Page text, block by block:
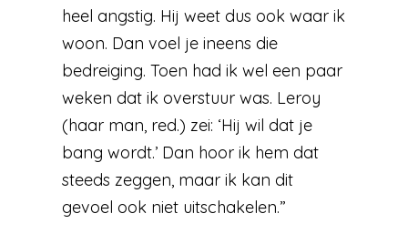
heel angstig. Hij weet dus ook waar ik
woon. Dan voel je ineens die
bedreiging. Toen had ik wel een paar
weken dat ik overstuur was. Leroy
(haar man, red.) zei: ‘Hij wil dat je
bang wordt.’ Dan hoor ik hem dat
steeds zeggen, maar ik kan dit
gevoel ook niet uitschakelen.”